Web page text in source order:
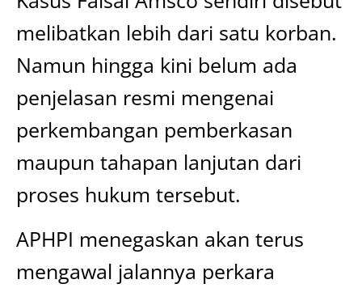
melibatkan lebih dari satu korban.
Namun hingga kini belum ada
penjelasan resmi mengenai
perkembangan pemberkasan
maupun tahapan lanjutan dari
proses hukum tersebut.
APHPI menegaskan akan terus
mengawal jalannya perkara